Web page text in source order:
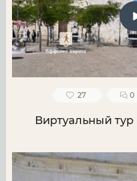
27 0
Виртуальный